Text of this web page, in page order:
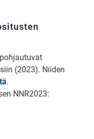
(2023). Niiden
.
NNR2023: